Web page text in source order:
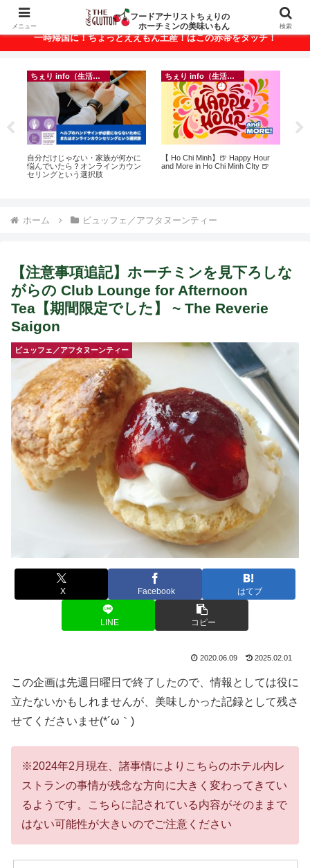
ベトナム・ホーチミンの美味いもんが満載！
一時帰国に！ちょっとええもん土産！はこの赤帯をタッチ！
ちぇり info（生活情報）
自分だけじゃない・家族が何かに
悩んでいたら？オンラインカウン
セリングという選択肢
ちぇり info（生活情報）
【 Ho Chi Minh】🍺 Happy Hour
and More in Ho Chi Minh CIty 🍺
ホーム ビュッフェ／アフタヌーンティー
【注意事項追記】ホーチミンを見下ろしな
がらの Club Lounge for Afternoon
Tea【期間限定でした】 ~ The Reverie
Saigon
ビュッフェ／アフタヌーンティー
X Facebook はてブ
LINE コピー
2020.06.09 2025.02.01
この企画は先週日曜日で終了したので、情報としては役に
立たないかもしれませんが、美味しかった記録として残さ
せてくださいませ(*´ω｀)
※2024年2月現在、諸事情によりこちらのホテル内レ
ストランの事情が残念な方向に大きく変わってきてい
るようです。こちらに記されている内容がそのままで
はない可能性が大きいのでご注意ください
メニュー
フードアナリストちぇりの
ホーチミンの美味いもん
検索